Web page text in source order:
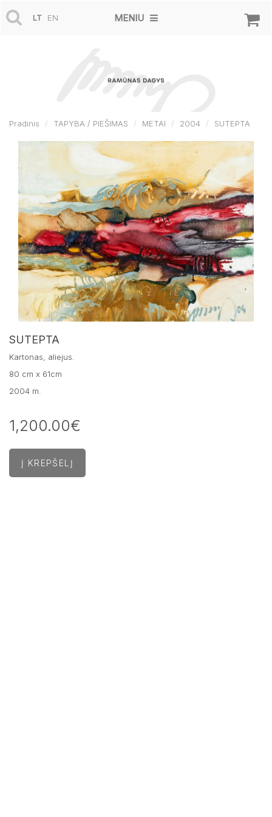
LT EN MENIU
Pradinis TAPYBA / PIEŠIMAS METAI 2004 SUTEPTA
SUTEPTA
Kartonas, aliejus.
80 cm x 61cm
2004 m.
1,200.00€